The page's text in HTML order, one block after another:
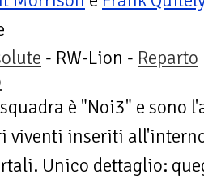
- RW-Lion - Reparto
è "Noi3" e sono
viventi inseriti
Unico dettaglio: